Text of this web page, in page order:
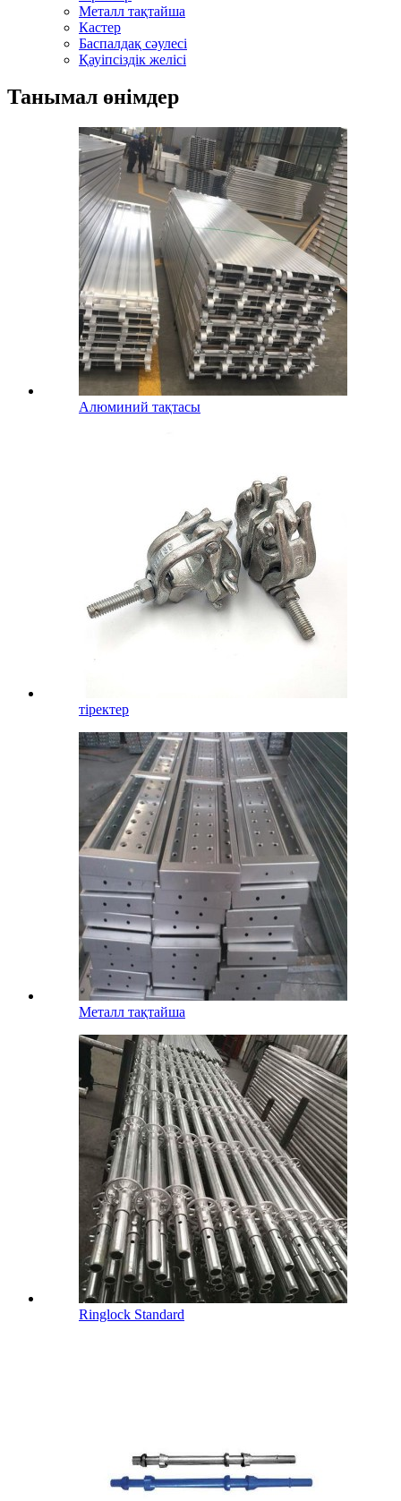
Металл тақтайша
Кастер
Баспалдақ сәулесі
Қауіпсіздік желісі
Танымал өнімдер
Алюминий тақтасы
тіректер
Металл тақтайша
Ringlock Standard